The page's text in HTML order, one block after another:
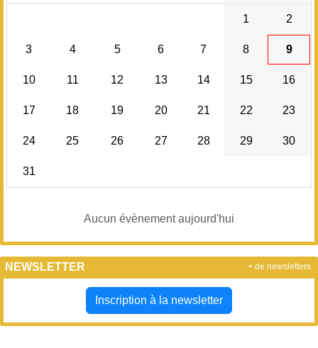
1 2
3 4 5 6 7 8 9
10 11 12 13 14 15 16
17 18 19 20 21 22 23
24 25 26 27 28 29 30
31
Aucun évènement aujourd'hui
NEWSLETTER
Inscription à la newsletter
+ de newsletters